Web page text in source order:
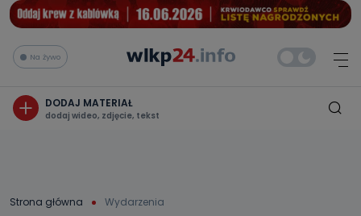
Na żywo
DODAJ MATERIAŁ
dodaj wideo, zdjęcie, tekst
Strona główna Wydarzenia